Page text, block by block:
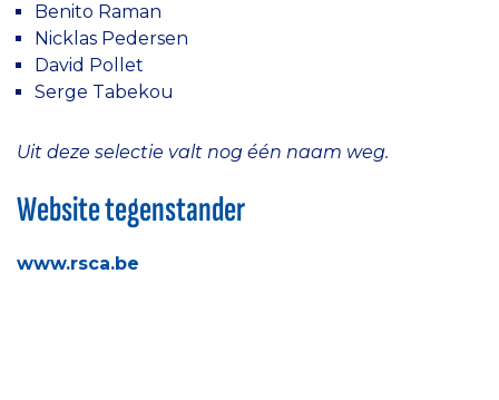
Benito Raman
Nicklas Pedersen
David Pollet
Serge Tabekou
Uit deze selectie valt nog één naam weg.
Website tegenstander
www.rsca.be